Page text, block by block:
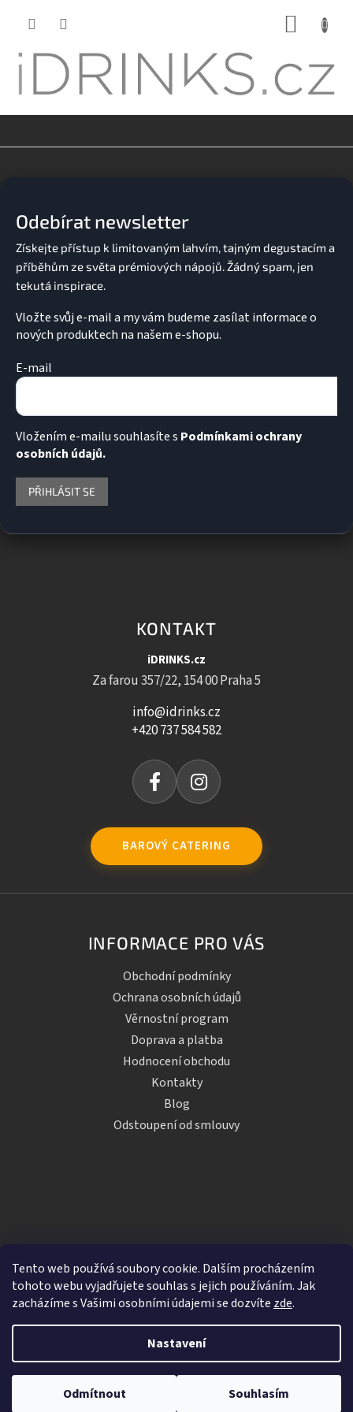
Tento web používá soubory cookie. Dalším procházením
tohoto webu vyjadřujete souhlas s jejich používáním. Jak
zacházíme s Vašimi osobními údajemi se dozvíte zde.
Nastavení
Odmítnout Souhlasím
Odebírat newsletter
Vložte svůj e-mail a my vám budeme zasílat informace o
nových produktech na našem e-shopu.
E-mail
Vložením e-mailu souhlasíte s Podmínkami ochrany
osobních údajů.
PŘIHLÁSIT SE
KONTAKT
iDRINKS.cz
Za farou 357/22, 154 00 Praha 5
info@idrinks.cz
+420 737 584 582
BAROVÝ CATERING
INFORMACE PRO VÁS
Obchodní podmínky
Ochrana osobních údajů
Věrnostní program
Doprava a platba
Hodnocení obchodu
Kontakty
Blog
Odstoupení od smlouvy
Vytvořil Shoptet
iDRINKS.cz. Všechna práva vyhrazena.